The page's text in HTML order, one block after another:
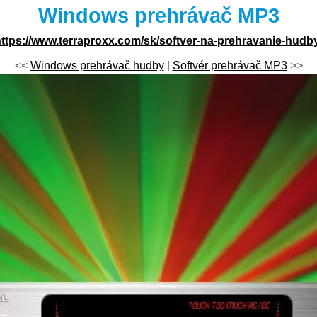
Windows prehrávač MP3
www.terraproxx.com/sk/softver-na-prehravanie-
<< Windows prehrávač hudby| Softvér prehrávač MP3>>